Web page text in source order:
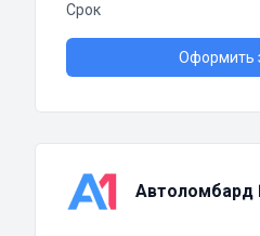
Срок
Оформить
Автоломбард